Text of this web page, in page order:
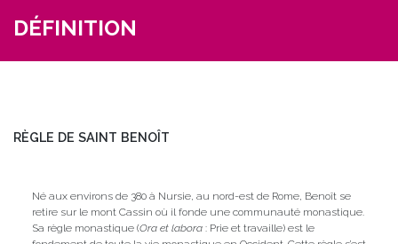
DÉFINITION
RÈGLE DE SAINT BENOÎT
Né aux environs de 380 à Nursie, au nord-est de Rome, Benoît se
retire sur le mont Cassin où il fonde une communauté monastique.
Sa règle monastique (Ora et labora : Prie et travaille) est le